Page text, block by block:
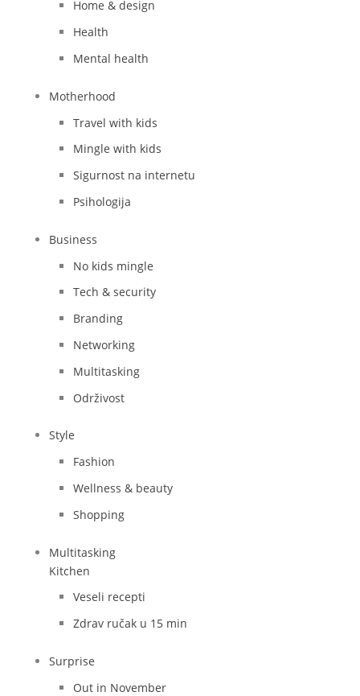
Home & design
Health
Mental health
Motherhood
Travel with kids
Mingle with kids
Sigurnost na internetu
Psihologija
Business
No kids mingle
Tech & security
Branding
Networking
Multitasking
Održivost
Style
Fashion
Wellness & beauty
Shopping
Multitasking
Kitchen
Veseli recepti
Zdrav ručak u 15 min
Surprise
Out in November